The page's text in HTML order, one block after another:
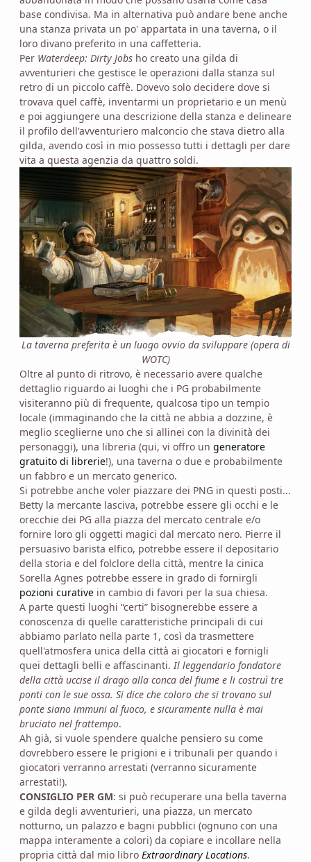
base condivisa. Ma in alternativa può andare bene anche
una stanza privata un po' appartata in una taverna, o il
loro divano preferito in una caffetteria.
Per Waterdeep: Dirty Jobs ho creato una gilda di
avventurieri che gestisce le operazioni dalla stanza sul
retro di un piccolo caffè. Dovevo solo decidere dove si
trovava quel caffè, inventarmi un proprietario e un menù
e poi aggiungere una descrizione della stanza e delineare
il profilo dell'avventuriero malconcio che stava dietro alla
gilda, avendo così in mio possesso tutti i dettagli per dare
vita a questa agenzia da quattro soldi.
La taverna preferita è un luogo ovvio da sviluppare (opera di
WOTC)
Oltre al punto di ritrovo, è necessario avere qualche
dettaglio riguardo ai luoghi che i PG probabilmente
visiteranno più di frequente, qualcosa tipo un tempio
locale (immaginando che la città ne abbia a dozzine, è
meglio sceglierne uno che si allinei con la divinità dei
personaggi), una libreria (qui, vi offro un generatore
gratuito di librerie!), una taverna o due e probabilmente
un fabbro e un mercato generico.
Si potrebbe anche voler piazzare dei PNG in questi posti...
Betty la mercante lasciva, potrebbe essere gli occhi e le
orecchie dei PG alla piazza del mercato centrale e/o
fornire loro gli oggetti magici dal mercato nero. Pierre il
persuasivo barista elfico, potrebbe essere il depositario
della storia e del folclore della città, mentre la cinica
Sorella Agnes potrebbe essere in grado di fornirgli
pozioni curative in cambio di favori per la sua chiesa.
A parte questi luoghi “certi” bisognerebbe essere a
conoscenza di quelle caratteristiche principali di cui
abbiamo parlato nella parte 1, così da trasmettere
quell'atmosfera unica della città ai giocatori e fornigli
quei dettagli belli e affascinanti. Il leggendario fondatore
della città uccise il drago alla conca del fiume e li costruì tre
ponti con le sue ossa. Si dice che coloro che si trovano sul
ponte siano immuni al fuoco, e sicuramente nulla è mai
bruciato nel frattempo.
Ah già, si vuole spendere qualche pensiero su come
dovrebbero essere le prigioni e i tribunali per quando i
giocatori verranno arrestati (verranno sicuramente
arrestati!).
CONSIGLIO PER GM: si può recuperare una bella taverna
e gilda degli avventurieri, una piazza, un mercato
notturno, un palazzo e bagni pubblici (ognuno con una
mappa interamente a colori) da copiare e incollare nella
propria città dal mio libro Extraordinary Locations.